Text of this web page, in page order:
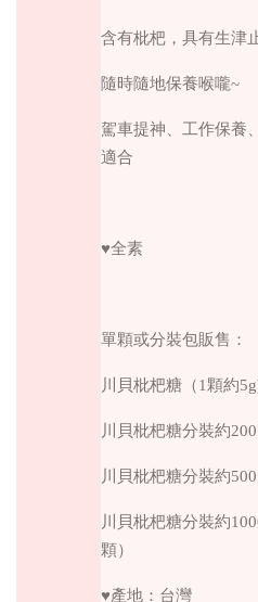
含有枇杷，具有生津
隨時隨地保養喉嚨~
駕車提神、工作保養
適合
♥全素
單顆或分裝包販售：
川貝枇杷糖（1顆約
川貝枇杷糖分裝約
川貝枇杷糖分裝約
川貝枇杷糖分裝約
顆）
♥產地：台灣